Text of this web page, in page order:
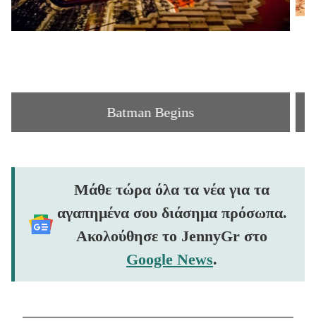
Batman Begins
Μάθε τώρα όλα τα νέα για τα
αγαπημένα σου διάσημα πρόσωπα.
Ακολούθησε το JennyGr στο
Google News.